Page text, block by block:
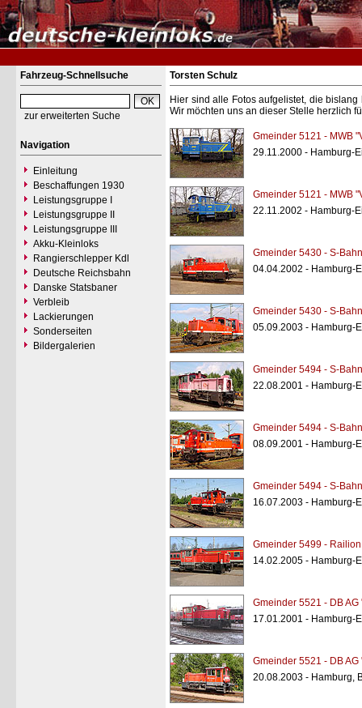
Fahrzeug-Schnellsuche
zur erweiterten Suche
Navigation
Einleitung
Beschaffungen 1930
Leistungsgruppe I
Leistungsgruppe II
Leistungsgruppe III
Akku-Kleinloks
Rangierschlepper Kdl
Deutsche Reichsbahn
Danske Statsbaner
Verbleib
Lackierungen
Sonderseiten
Bildergalerien
Torsten Schulz
Hier sind alle Fotos aufgelistet, die
Wir möchten uns an dieser Stelle herzlich
Gmeinder 5121 - MWB
29.11.2000 - Hamburg-
Gmeinder 5121 - MWB
22.11.2002 - Hamburg-
Gmeinder 5430 - S-
04.04.2002 - Hamburg-
Gmeinder 5430 - S-
05.09.2003 - Hamburg-
Gmeinder 5494 - S-
22.08.2001 - Hamburg-
Gmeinder 5494 - S-
08.09.2001 - Hamburg-
Gmeinder 5494 - S-
16.07.2003 - Hamburg-
Gmeinder 5499 -
14.02.2005 - Hamburg-
Gmeinder 5521 - DB
17.01.2001 - Hamburg-
Gmeinder 5521 - DB
20.08.2003 - Hamburg,